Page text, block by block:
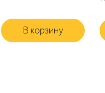
В корзину